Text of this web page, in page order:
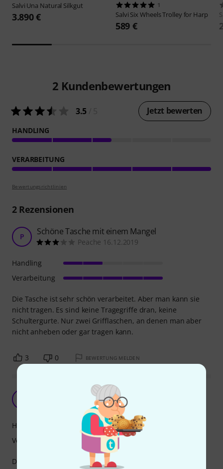
Salvi Una Natural Silkgut
3.890 €
1
Salvi Six Wheels Trolley for Harp
589 €
2 Kundenbewertungen
3.5 Jetzt bewerten
HANDLING
VERARBEITUNG
Bewertungsrichtlinien
2Rezensionen
P Schöne Tasche mit einem Mangel
Peache 16.12.2019
Die Tasche ist sehr schön verarbeitet. Aber man kann sie
nicht tragen. Es sind keine Tragegriffe dran, keine
Schultergurte. Nur zwei Grifflaschen, an denen man aber
nicht anheben oder gar tragen kann.
Handling
Verarbeitung
3 0 BEWERTUNG MELDEN
Harfenspieler 20.05.2019
Die Transporttasche ist sehr stabil und bietet der Harfe
Handling
Verarbeitung